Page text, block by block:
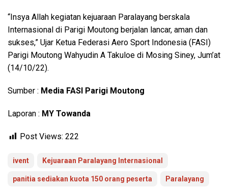
“Insya Allah kegiatan kejuaraan Paralayang berskala
Internasional di Parigi Moutong berjalan lancar, aman dan
sukses,” Ujar Ketua Federasi Aero Sport Indonesia (FASI)
Parigi Moutong Wahyudin A Takuloe di Mosing Siney, Jum’at
(14/10/22).
Sumber : Media FASI Parigi Moutong
Laporan : MY Towanda
Post Views: 222
ivent Kejuaraan Paralayang Internasional
panitia sediakan kuota 150 orang peserta Paralayang